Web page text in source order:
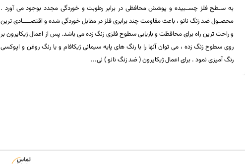
به سـطح فلز چسـبیده و پوشش محافظی در برابر رطوبت و خوردگی مجدد بوجود می آورد .
محصـول ضد زنگ نانو ، باعث مقاومت چند برابری فلز در مقابل خوردگی شده و اقتصــــادی ترین
و راحت ترین راه برای محافظت و بازیابی سطوح فلزی زنگ زده می باشد. پس از اعمال ژیکایرون بر
روی سطوح زنگ زده ، می توان آنها را با رنگ های پایه سیمانی ژیکافام و یا رنگ روغن و اپوکسی
رنگ آمیزی نمود . برای اعمال ژیکایرون ( ضد زنگ نانو ) نی